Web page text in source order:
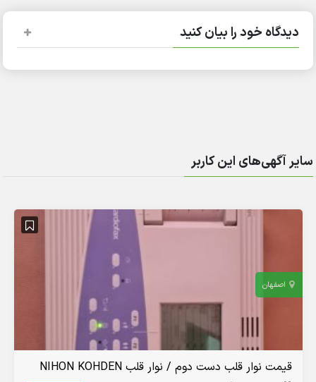
دیدگاه خود را بیان کنید
سایر آگهی‌های این کاربر
اصفهان
قیمت نوار قلب دست دوم / نوار قلب NIHON KOHDEN